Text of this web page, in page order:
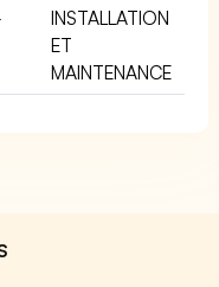
INSTALLATION
ET
MAINTENANCE